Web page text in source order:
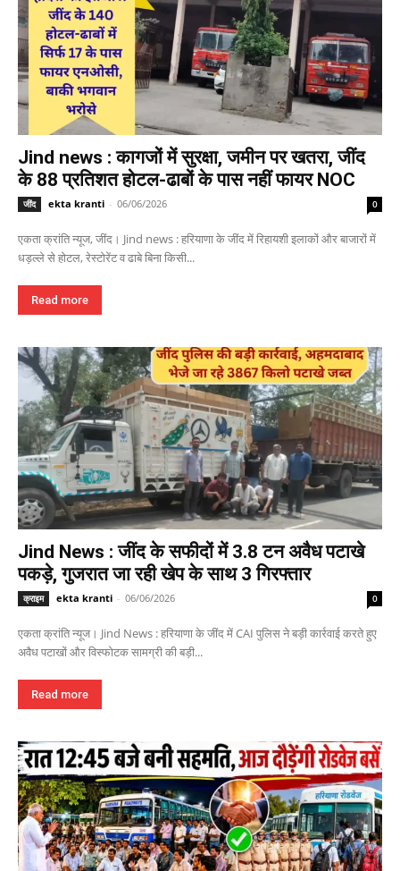
Jind news : कागजों में सुरक्षा, जमीन पर खतरा, जींद
के 88 प्रतिशत होटल-ढाबों के पास नहीं फायर NOC
जींद ekta kranti - 06/06/2026 0
एकता क्रांति न्यूज, जींद। Jind news : हरियाणा के जींद में रिहायशी इलाकों और बाजारों में
धड़ल्ले से होटल, रेस्टोरेंट व ढाबे बिना किसी...
Read more
Jind News : जींद के सफीदों में 3.8 टन अवैध पटाखे
पकड़े, गुजरात जा रही खेप के साथ 3 गिरफ्तार
क्राइम ekta kranti - 06/06/2026 0
एकता क्रांति न्यूज। Jind News : हरियाणा के जींद में CAI पुलिस ने बड़ी कार्रवाई करते हुए
अवैध पटाखों और विस्फोटक सामग्री की बड़ी...
Read more